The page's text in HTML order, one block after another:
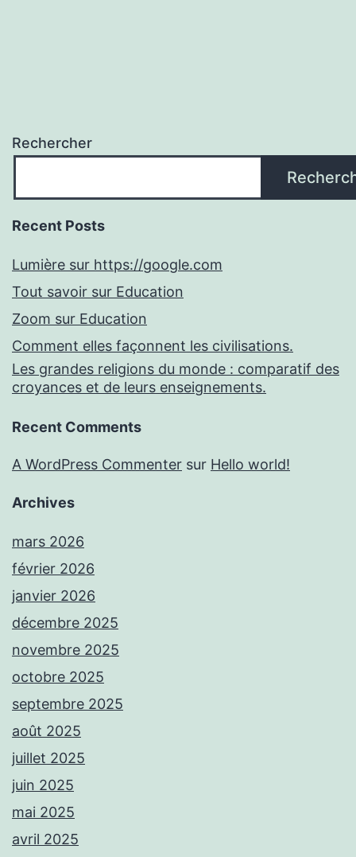
Rechercher
Recent Posts
Lumière sur https://google.com
Tout savoir sur Education
Zoom sur Education
Comment elles façonnent les civilisations.
Les grandes religions du monde : comparatif des
croyances et de leurs enseignements.
Recent Comments
A WordPress Commenter sur Hello world!
Archives
mars 2026
février 2026
janvier 2026
décembre 2025
novembre 2025
octobre 2025
septembre 2025
août 2025
juillet 2025
juin 2025
mai 2025
avril 2025